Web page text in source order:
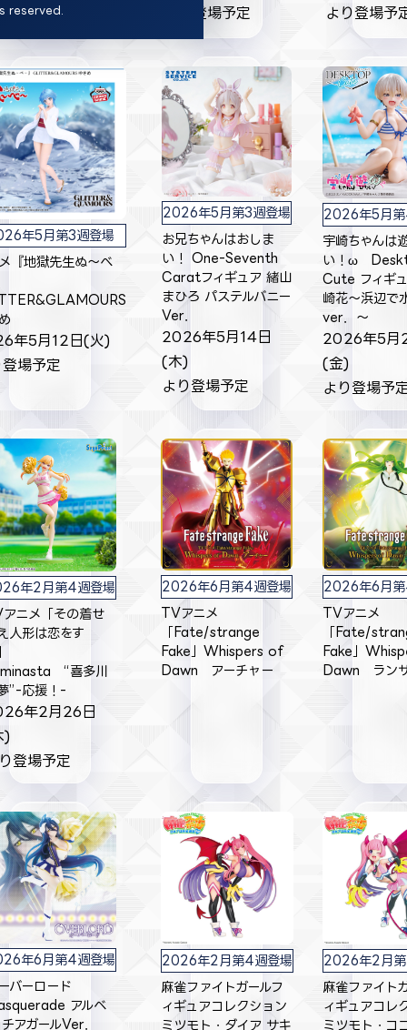
reserved.
登場予定
より登場予定
より登場予
年5月第3週登場
『地獄先生ぬ～べ
年5月12日(火)
場予定
2026年5月第3週登場
お兄ちゃんはおしま
い！ One-Seventh
Caratフィギュア 緒山
まひろ パステルバニー
Ver．
2026年5月14日
(木)
より登場予定
2026年5月
宇崎ちゃんは
い！ω
Cute フィギ
崎花～浜辺で
ver．～
2026年5月
(金)
より登場予
年2月第4週登場
ニメ「その着せ
人形は恋をす
“喜多川
”-応援！-
年2月26日
)
登場予定
2026年6月第4週登場
TVアニメ
「Fate/strange
Fake」Whispers of
Dawn アーチャー
2026年6月
TVアニメ
「Fate/
Fake」
Dawn ラン
年6月第4週登場
バーロード
アルベ
アガールVer．
2026年2月第4週登場
麻雀ファイトガールフ
ィギュアコレクション
ミツモト・ダイア サキ
2026年2月
麻雀ファイト
ィギュアコレ
ミツモト・コ